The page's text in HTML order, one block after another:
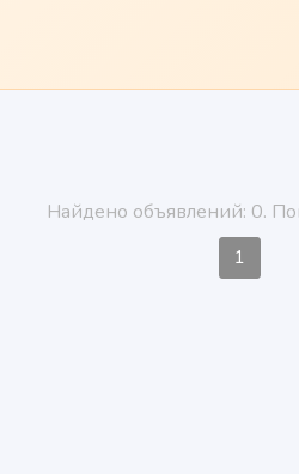
Найдено объявлений: 0.
1